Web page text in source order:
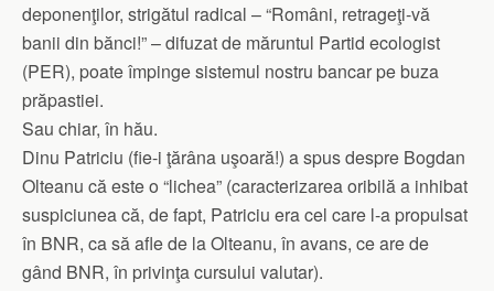
deponenţilor, strigătul radical – “Români, retrageţi-vă
banii din bănci!” – difuzat de măruntul Partid ecologist
(PER), poate împinge sistemul nostru bancar pe buza
prăpastiei.
Sau chiar, în hău.
Dinu Patriciu (fie-i ţărâna uşoară!) a spus despre Bogdan
Olteanu că este o “lichea” (caracterizarea oribilă a inhibat
suspiciunea că, de fapt, Patriciu era cel care l-a propulsat
în BNR, ca să afle de la Olteanu, în avans, ce are de
gând BNR, în privinţa cursului valutar).